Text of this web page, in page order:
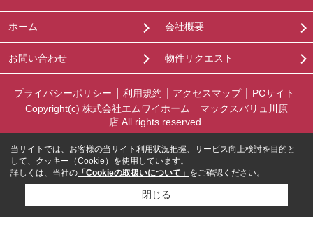
ホーム 会社概要
お問い合わせ 物件リクエスト
プライバシーポリシー 利用規約 アクセスマップ
PCサイト
Copyright(c) 株式会社エムワイホーム マックスバリュ川原
店 All rights reserved.
当サイトでは、お客様の当サイト利用状況把握、サービス向上検討を目的と
して、クッキー（Cookie）を使用しています。
詳しくは、当社の 「Cookieの取扱いについて」 をご確認ください。
閉じる